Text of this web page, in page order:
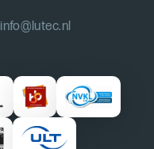
info@lutec.nl